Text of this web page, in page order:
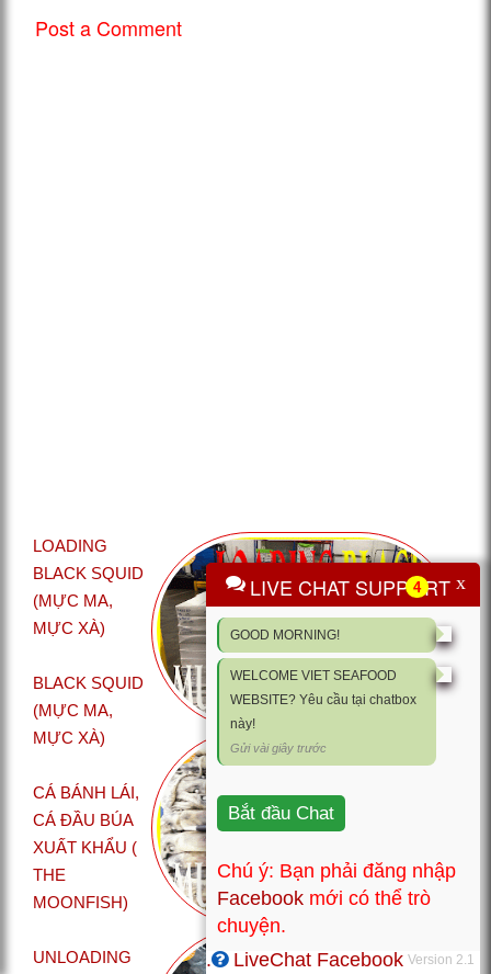
Post a Comment
LOADING
BLACK SQUID
(MỰC MA,
MỰC XÀ)
BLACK SQUID
(MỰC MA,
MỰC XÀ)
CÁ BÁNH LÁI,
CÁ ĐẦU BÚA
XUẤT KHẨU (
THE
MOONFISH)
UNLOADING
LIVE CHAT SUPPORT
4 x
GOOD MORNING!
WELCOME VIET SEAFOOD
WEBSITE? Yêu cầu tại chatbox
này!
Gửi vài giây trước
Bắt đầu Chat
Chú ý: Bạn phải đăng nhập
Facebook mới có thể trò
chuyện.
.
LiveChat Facebook Version 2.1